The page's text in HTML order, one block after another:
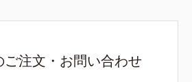
ご注文・お問い合わせ